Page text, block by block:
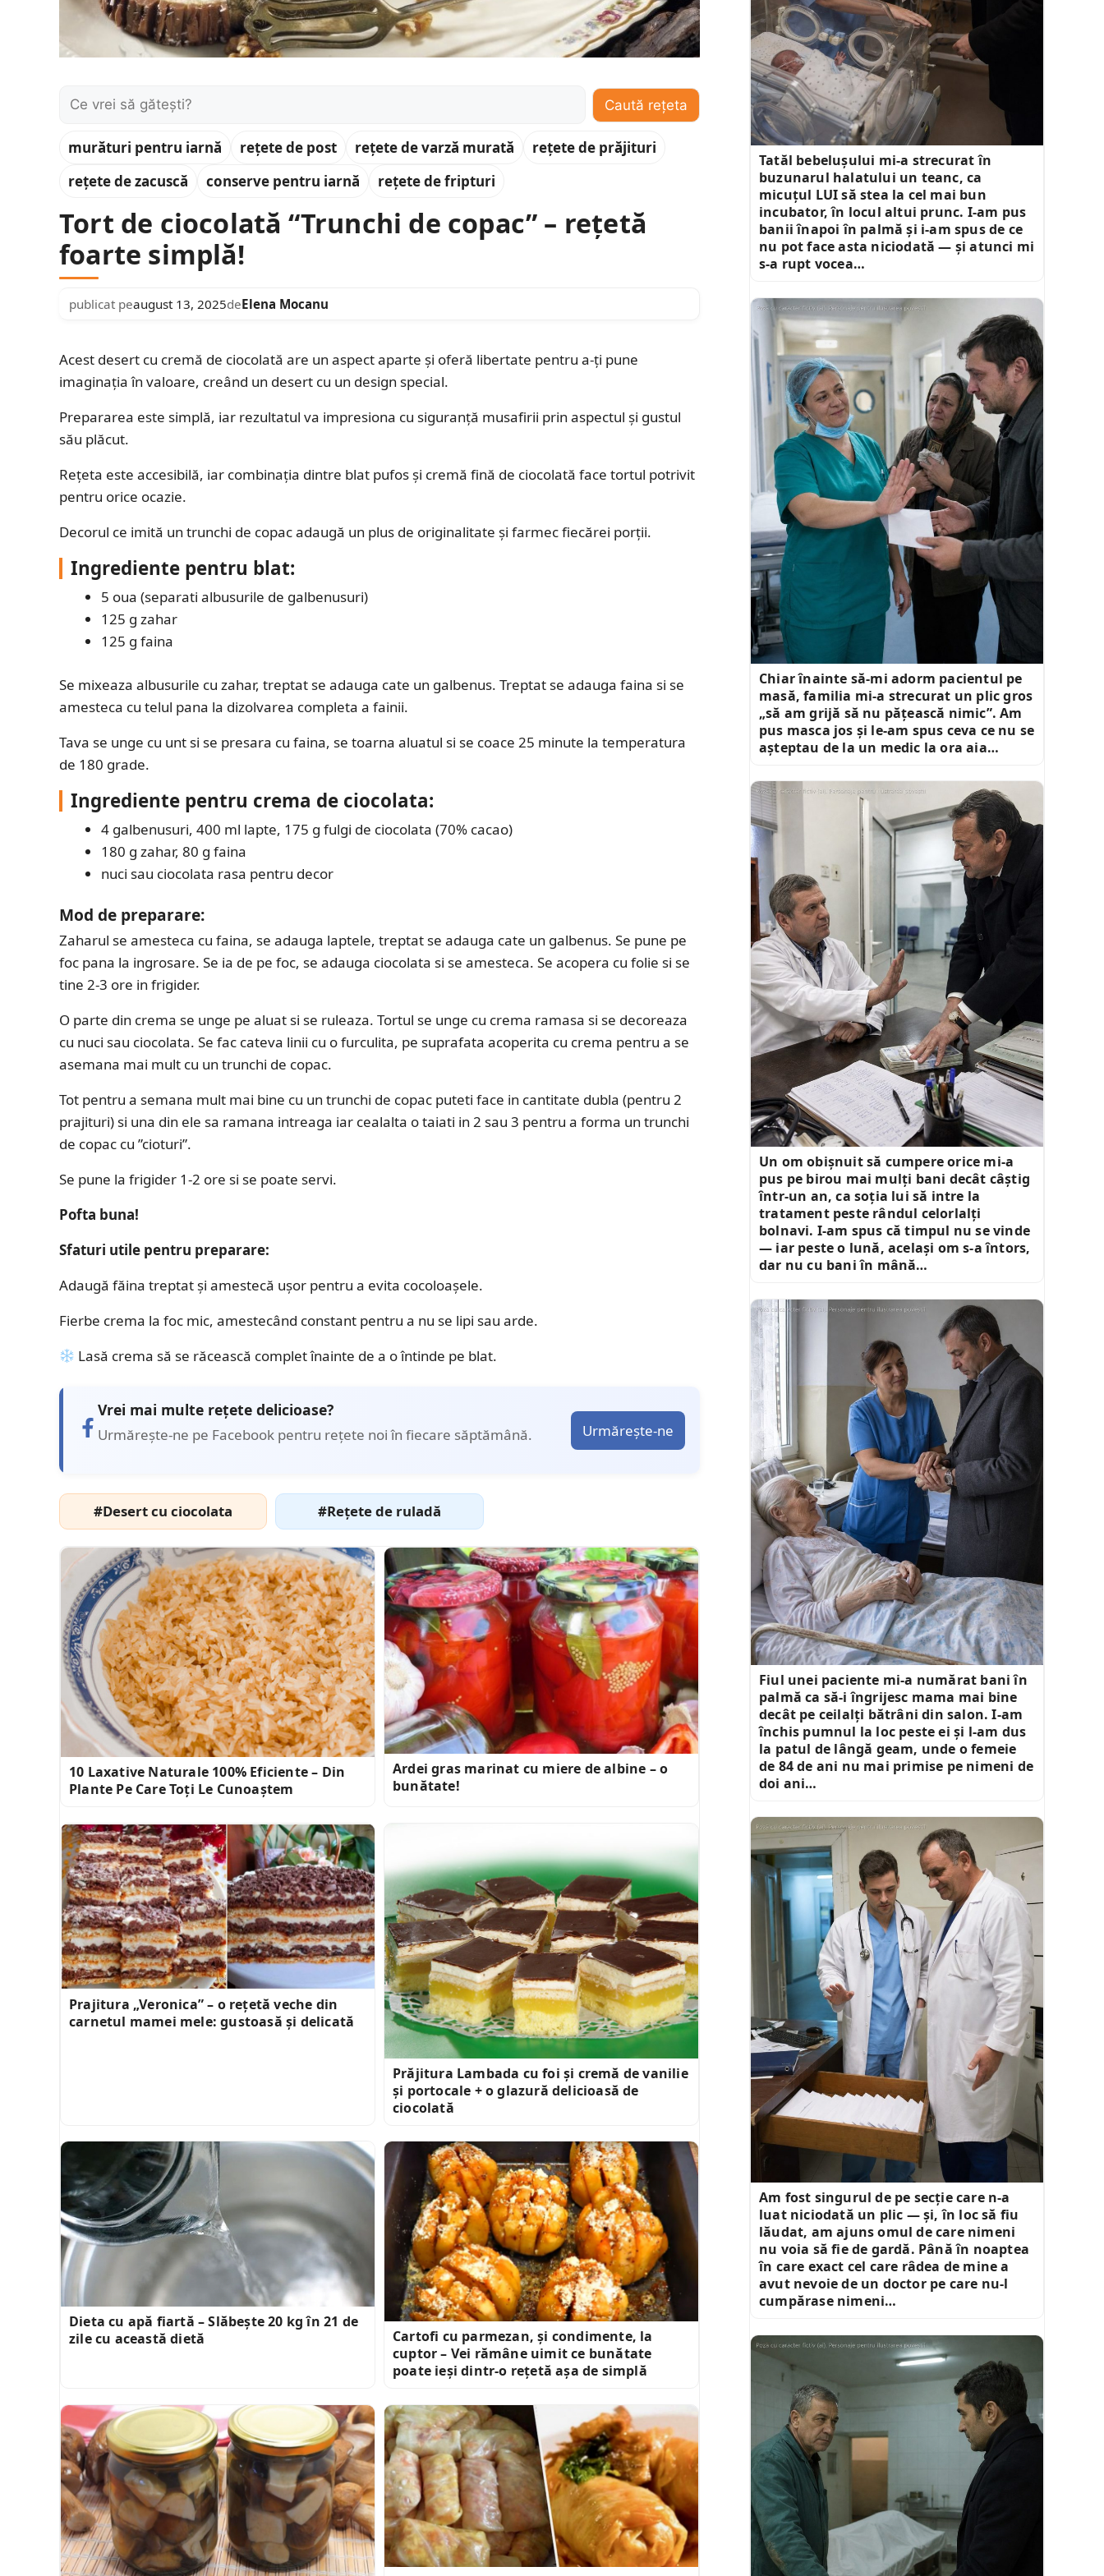
Caută: Caută rețeta
murături pentru iarnă rețete de post rețete de varză murată
rețete de prăjituri
rețete de zacuscă
conserve pentru iarnă rețete de fripturi
Tort de ciocolată “Trunchi de copac” – rețetă
foarte simplă!
publicat peaugust 13, 2025deElena Mocanu
Acest desert cu cremă de ciocolată are un aspect aparte și oferă libertate pentru a-ți pune
imaginația în valoare, creând un desert cu un design special.
Prepararea este simplă, iar rezultatul va impresiona cu siguranță musafirii prin aspectul și gustul
său plăcut.
Rețeta este accesibilă, iar combinația dintre blat pufos și cremă fină de ciocolată face tortul potrivit
pentru orice ocazie.
Decorul ce imită un trunchi de copac adaugă un plus de originalitate și farmec fiecărei porții.
Ingrediente pentru blat:
5 oua (separati albusurile de galbenusuri)
125 g zahar
125 g faina
Se mixeaza albusurile cu zahar, treptat se adauga cate un galbenus. Treptat se adauga faina si se
amesteca cu telul pana la dizolvarea completa a fainii.
Tava se unge cu unt si se presara cu faina, se toarna aluatul si se coace 25 minute la temperatura
de 180 grade.
Ingrediente pentru crema de ciocolata:
4 galbenusuri, 400 ml lapte, 175 g fulgi de ciocolata (70% cacao)
180 g zahar, 80 g faina
nuci sau ciocolata rasa pentru decor
Mod de preparare:
Zaharul se amesteca cu faina, se adauga laptele, treptat se adauga cate un galbenus. Se pune pe
foc pana la ingrosare. Se ia de pe foc, se adauga ciocolata si se amesteca. Se acopera cu folie si se
tine 2-3 ore in frigider.
O parte din crema se unge pe aluat si se ruleaza. Tortul se unge cu crema ramasa si se decoreaza
cu nuci sau ciocolata. Se fac cateva linii cu o furculita, pe suprafata acoperita cu crema pentru a se
asemana mai mult cu un trunchi de copac.
Tot pentru a semana mult mai bine cu un trunchi de copac puteti face in cantitate dubla (pentru 2
prajituri) si una din ele sa ramana intreaga iar cealalta o taiati in 2 sau 3 pentru a forma un trunchi
de copac cu ”cioturi”.
Se pune la frigider 1-2 ore si se poate servi.
Pofta buna!
Sfaturi utile pentru preparare:
Adaugă făina treptat și amestecă ușor pentru a evita cocoloașele.
Fierbe crema la foc mic, amestecând constant pentru a nu se lipi sau arde.
Lasă crema să se răcească complet înainte de a o întinde pe blat.
Vrei mai multe rețete delicioase?
Urmărește-ne pe Facebook pentru rețete noi în fiecare săptămână. Urmărește-ne
#Desert cu ciocolata #Rețete de ruladă
10 Laxative Naturale 100% Eficiente – Din
Plante Pe Care Toți Le Cunoaștem
Ardei gras marinat cu miere de albine – o
bunătate!
Prajitura „Veronica” – o rețetă veche din
carnetul mamei mele: gustoasă și delicată
Prăjitura Lambada cu foi și cremă de vanilie
și portocale + o glazură delicioasă de
ciocolată
Dieta cu apă fiartă – Slăbește 20 kg în 21 de
zile cu această dietă
Cartofi cu parmezan, și condimente, la
cuptor – Vei rămâne uimit ce bunătate
poate ieși dintr-o rețetă așa de simplă
Tatăl bebelușului mi-a strecurat în
buzunarul halatului un teanc, ca
micuțul LUI să stea la cel mai bun
incubator, în locul altui prunc. I-am pus
banii înapoi în palmă și i-am spus de ce
nu pot face asta niciodată — și atunci mi
s-a rupt vocea…
Chiar înainte să-mi adorm pacientul pe
masă, familia mi-a strecurat un plic gros
„să am grijă să nu pățească nimic”. Am
pus masca jos și le-am spus ceva ce nu se
așteptau de la un medic la ora aia…
Un om obișnuit să cumpere orice mi-a
pus pe birou mai mulți bani decât câștig
într-un an, ca soția lui să intre la
tratament peste rândul celorlalți
bolnavi. I-am spus că timpul nu se vinde
— iar peste o lună, același om s-a întors,
dar nu cu bani în mână…
Fiul unei paciente mi-a numărat bani în
palmă ca să-i îngrijesc mama mai bine
decât pe ceilalți bătrâni din salon. I-am
închis pumnul la loc peste ei și l-am dus
la patul de lângă geam, unde o femeie
de 84 de ani nu mai primise pe nimeni de
doi ani…
Am fost singurul de pe secție care n-a
luat niciodată un plic — și, în loc să fiu
lăudat, am ajuns omul de care nimeni
nu voia să fie de gardă. Până în noaptea
în care exact cel care râdea de mine a
avut nevoie de un doctor pe care nu-l
cumpărase nimeni…